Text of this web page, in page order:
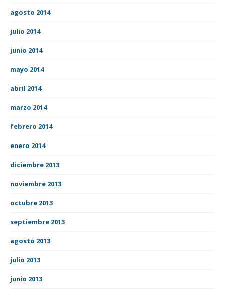
agosto 2014
julio 2014
junio 2014
mayo 2014
abril 2014
marzo 2014
febrero 2014
enero 2014
diciembre 2013
noviembre 2013
octubre 2013
septiembre 2013
agosto 2013
julio 2013
junio 2013